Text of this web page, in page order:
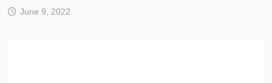
June 9, 2022